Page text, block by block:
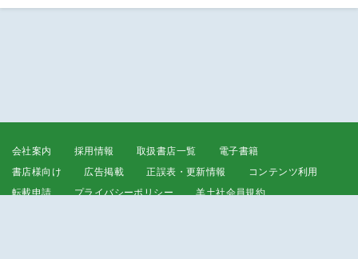
会社案内 採用情報 取扱書店一覧
電子書籍
書店様向け
広告掲載 正誤表・更新情報
コンテンツ利用
転載申請
プライバシーポリシー
羊土社会員規約